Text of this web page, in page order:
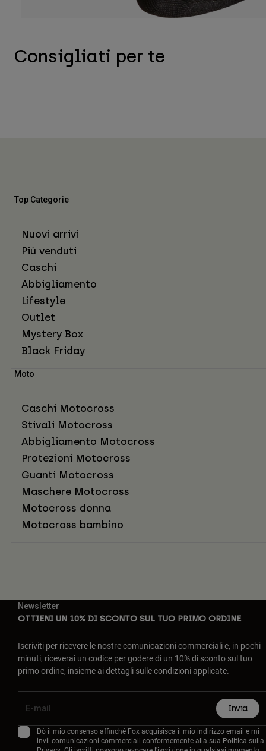
Consigliati per te
Top Categorie
Nuovi arrivi
Più venduti
Caschi
Abbigliamento
Lifestyle
Outlet
Mystery Box
Black Friday
Moto
Caschi Motocross
Stivali Motocross
Abbigliamento Motocross
Protezioni Motocross
Guanti Motocross
Maschere Motocross
Motocross donna
Motocross bambino
Newsletter
OTTIENI UN 10% DI SCONTO SUL TUO PRIMO ORDINE
Iscriviti per ricevere le nostre comunicazioni commerciali e, in pochi
minuti, riceverai un codice per godere di un 10% di sconto sul tuo
primo ordine, insieme ai dettagli sulle condizioni applicate.
Invia
Dò il mio consenso affinché Fox acquisisca il mio indirizzo email e mi
invii comunicazioni commerciali conformemente alla sua Politica sulla